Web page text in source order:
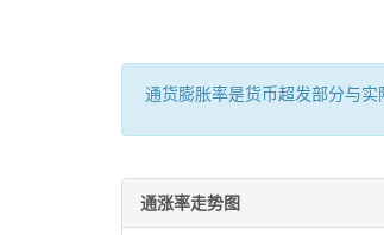
通货膨胀率是货币超发部分与
通涨率走势图